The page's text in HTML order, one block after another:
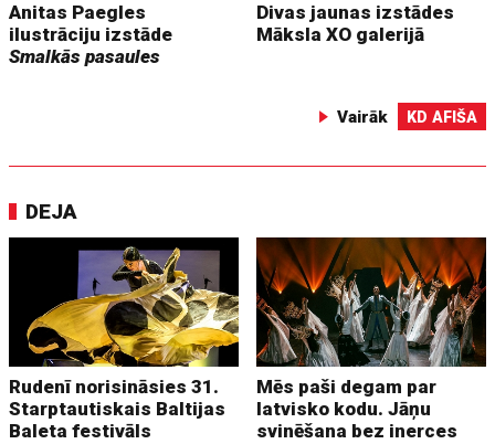
Anitas Paegles
ilustrāciju izstāde
Smalkās pasaules
Divas jaunas izstādes
Māksla XO galerijā
Vairāk KD AFIŠA
DEJA
Rudenī norisināsies 31.
Starptautiskais Baltijas
Baleta festivāls
Mēs paši degam par
latvisko kodu. Jāņu
svinēšana bez inerces